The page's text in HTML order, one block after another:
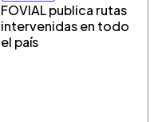
FOVIAL publica rutas
intervenidas en todo
el país